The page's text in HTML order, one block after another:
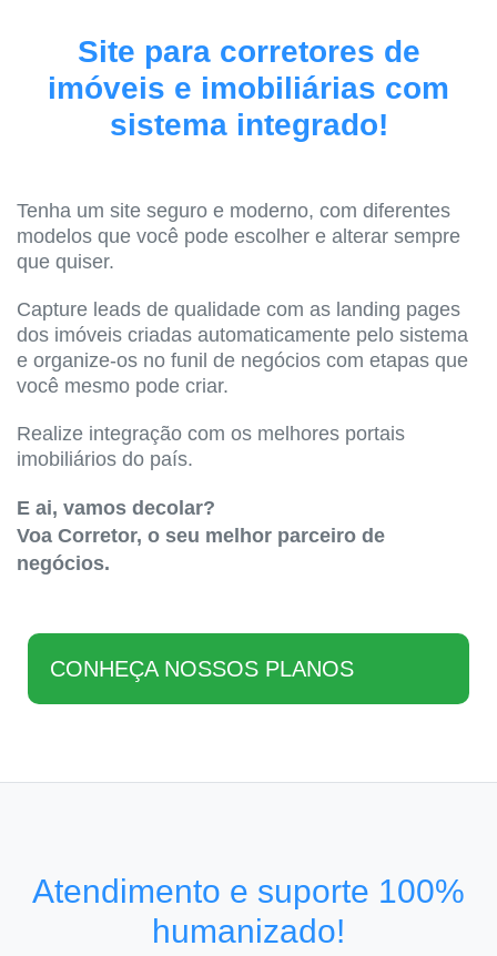
Site para corretores de
imóveis e imobiliárias com
sistema integrado!
Tenha um site seguro e moderno, com diferentes
modelos que você pode escolher e alterar sempre
que quiser.
Capture leads de qualidade com as landing pages
dos imóveis criadas automaticamente pelo sistema
e organize-os no funil de negócios com etapas que
você mesmo pode criar.
Realize integração com os melhores portais
imobiliários do país.
E ai, vamos decolar?
Voa Corretor, o seu melhor parceiro de
negócios.
CONHEÇA NOSSOS PLANOS
Atendimento e suporte 100%
humanizado!